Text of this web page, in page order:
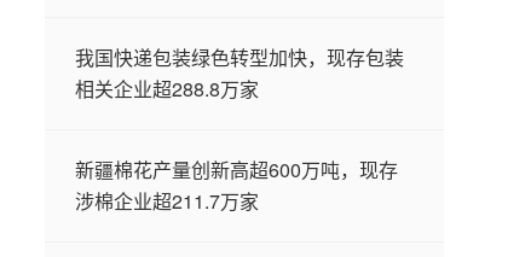
我国快递包装绿色转型加快，现存包装
相关企业超288.8万家
新疆棉花产量创新高超600万吨，现存
涉棉企业超211.7万家